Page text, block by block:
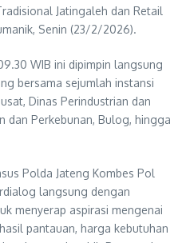
Jatingaleh dan Retail
Senin (23/2/2026).
WIB ini dipimpin langsung
bersama sejumlah instansi
Dinas Perindustrian dan
dan Perkebunan, Bulog, hingga
Polda Jateng Kombes Pol
langsung dengan
menyerap aspirasi mengenai
pantauan, harga kebutuhan